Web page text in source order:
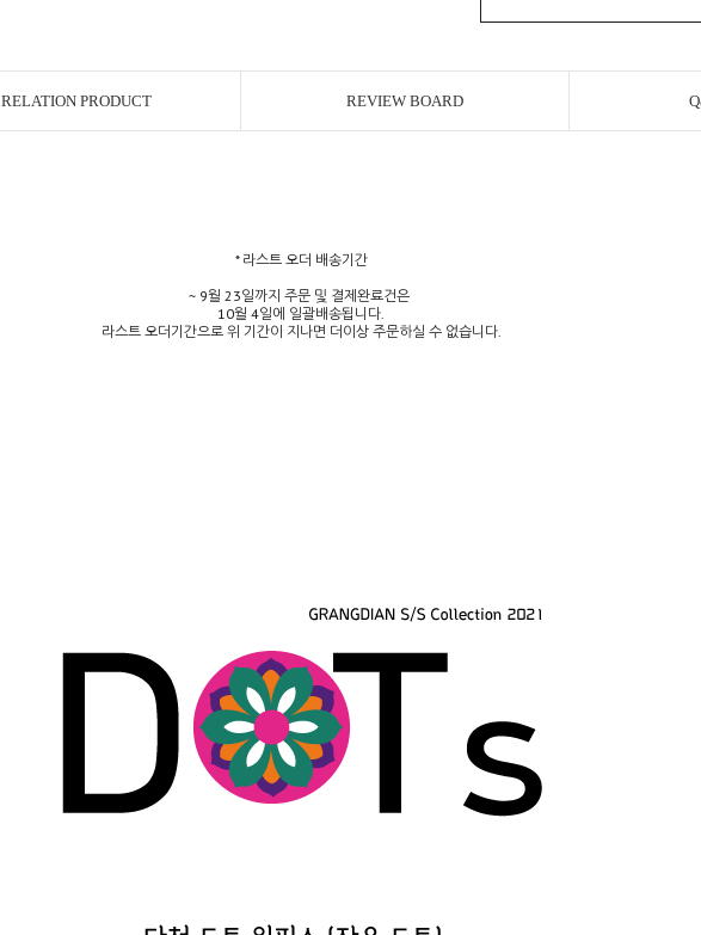
RELATION PRODUCT REVIEW BOARD
* 라스트 오더 배송기간
~ 9월 23일까지 주문 및 결제완료건은
10월 4일에 일괄배송됩니다.
라스트 오더기간으로 위 기간이 지나면 더이상 주문하실 수 없습니다.